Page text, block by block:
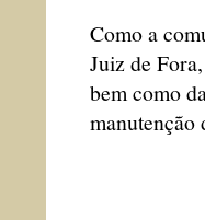
Como a
Juiz de
bem como
manutenção